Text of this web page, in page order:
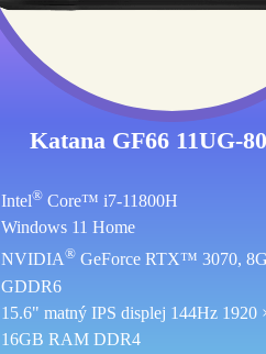
Katana GF66 11UG-
Intel® Core™ i7-11800H
Windows 11 Home
NVIDIA® GeForce RTX™ 3070,
GDDR6
15.6" matný IPS displej 144Hz 1920
16GB RAM DDR4